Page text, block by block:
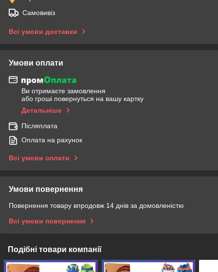
Самовивіз
Всі умови доставки
Умови оплати
Ви отримаєте замовлення
або гроші повернуться на вашу картку
Детальніше
Післяплата
Оплата на рахунок
Всі умови оплати
Умови повернення
Повернення товару впродовж 14 днів за домовленістю
Всі умови повернення
Подібні товари компанії